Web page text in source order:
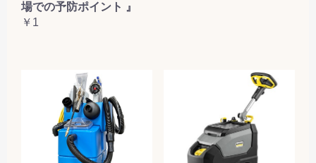
場での予防ポイント 』
￥1